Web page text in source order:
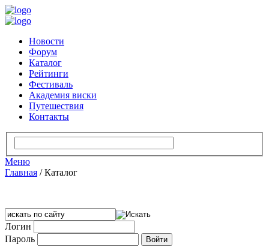
Новости
Форум
Каталог
Рейтинги
Фестиваль
Академия виски
Путешествия
Контакты
Меню
Главная /Каталог
Логин
Пароль